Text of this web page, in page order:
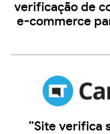
verificação de
e-commerce
”Site verifica